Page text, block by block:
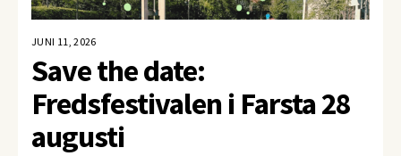
JUNI 11, 2026
Save the date:
Fredsfestivalen i Farsta 28
augusti